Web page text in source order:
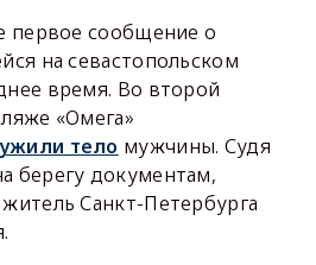
первое сообщение о
на севастопольском
время. Во второй
«Омега»
тело мужчины. Судя
берегу документам,
Санкт-Петербурга